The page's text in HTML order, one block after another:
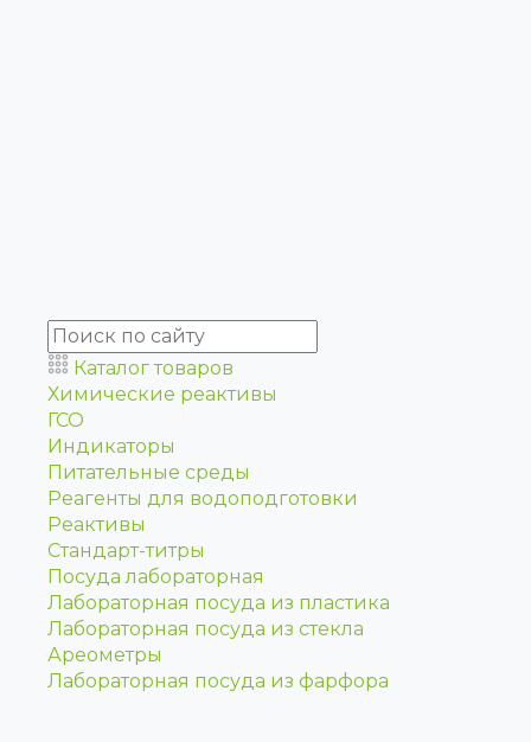
Каталог товаров
Химические реактивы
ГСО
Индикаторы
Питательные среды
Реагенты для водоподготовки
Реактивы
Стандарт-титры
Посуда лабораторная
Лабораторная посуда из пластика
Лабораторная посуда из стекла
Ареометры
Лабораторная посуда из фарфора